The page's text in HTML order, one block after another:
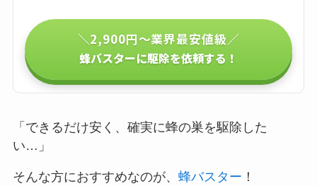
＼2,900円〜業界最安値級／
蜂バスターに駆除を依頼する！
「できるだけ安く、確実に蜂の巣を駆除した
い…」
そんな方におすすめなのが、 蜂バスター ！